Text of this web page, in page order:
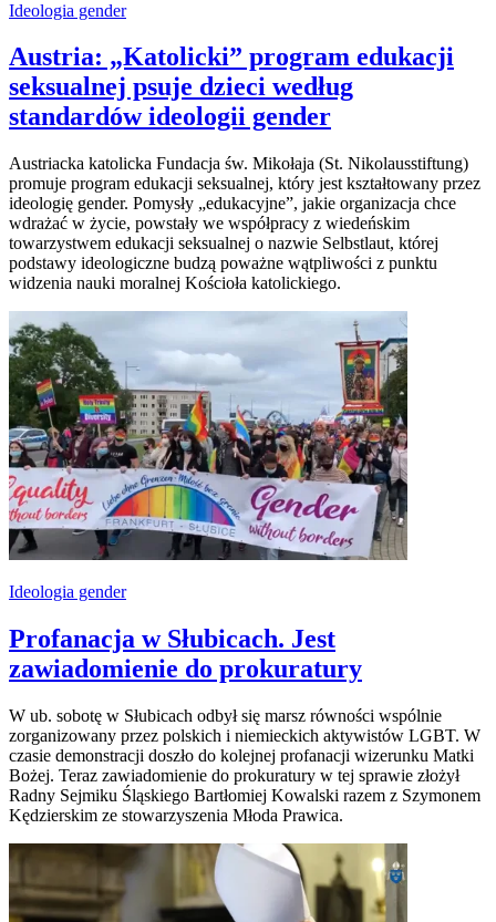
Ideologia gender
Austria: „Katolicki” program edukacji
seksualnej psuje dzieci według
standardów ideologii gender
Austriacka katolicka Fundacja św. Mikołaja (St. Nikolausstiftung)
promuje program edukacji seksualnej, który jest kształtowany przez
ideologię gender. Pomysły „edukacyjne”, jakie organizacja chce
wdrażać w życie, powstały we współpracy z wiedeńskim
towarzystwem edukacji seksualnej o nazwie Selbstlaut, której
podstawy ideologiczne budzą poważne wątpliwości z punktu
widzenia nauki moralnej Kościoła katolickiego.
Ideologia gender
Profanacja w Słubicach. Jest
zawiadomienie do prokuratury
W ub. sobotę w Słubicach odbył się marsz równości wspólnie
zorganizowany przez polskich i niemieckich aktywistów LGBT. W
czasie demonstracji doszło do kolejnej profanacji wizerunku Matki
Bożej. Teraz zawiadomienie do prokuratury w tej sprawie złożył
Radny Sejmiku Śląskiego Bartłomiej Kowalski razem z Szymonem
Kędzierskim ze stowarzyszenia Młoda Prawica.